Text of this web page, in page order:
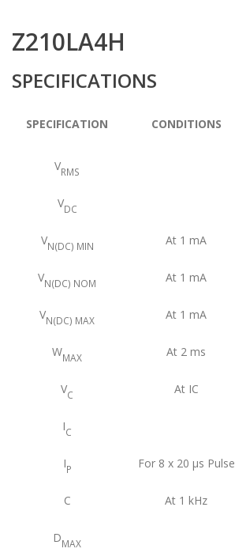
Z210LA4H
SPECIFICATIONS
SPECIFICATION CONDITIONS
VRMS
VDC
VN(DC) MIN At 1 mA
VN(DC) NOM At 1 mA
VN(DC) MAX At 1 mA
WMAX At 2 ms
VC At IC
IC
IP For 8 x 20 μs Pulse
C At 1 kHz
DMAX